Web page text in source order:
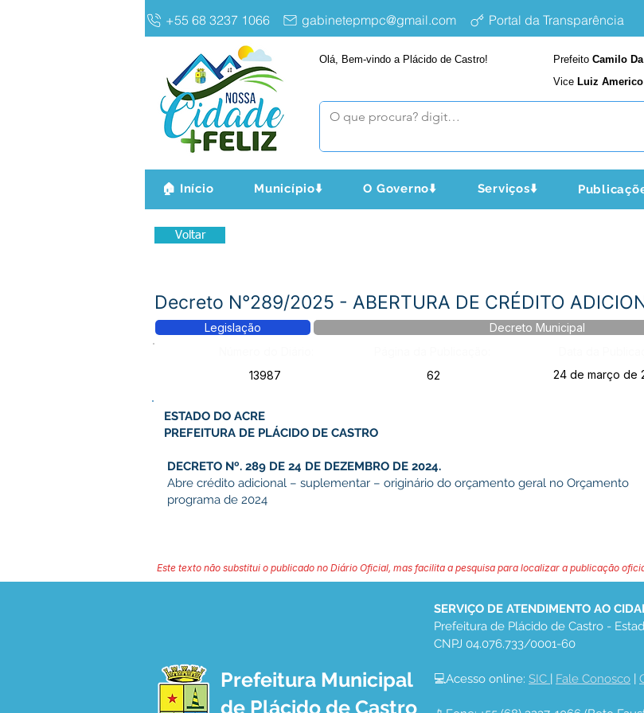
+55 68 3237 1066 gabinetepmpc@gmail.com Portal da Transparência
Olá, Bem-vindo a Plácido de Castro! Prefeito Camilo
Vice Luiz
🏠 Início Município⬇️ O Governo⬇️ Serviços⬇️
Voltar
Decreto N°289/2025 - ABERTURA DE CRÉDITO
Legislação
Decreto Municipal
13987
62 24 de março de
ESTADO DO ACRE
PREFEITURA DE PLÁCIDO DE CASTRO
DECRETO Nº. 289 DE 24 DE DEZEMBRO DE 2024.
Abre crédito adicional – suplementar – originário do orçamento geral no Orçamento
programa de 2024
Este texto não substitui o publicado no Diário Oficial, mas facilita a pesquisa para localizar a publicação
Prefeitura Municipal
de Plácido de Castro
SERVIÇO DE ATENDIMENTO AO
Prefeitura de Plácido de Castro -
CNPJ 04.076.733/0001-60
💻Acesso online: SIC | Fale Conosco |